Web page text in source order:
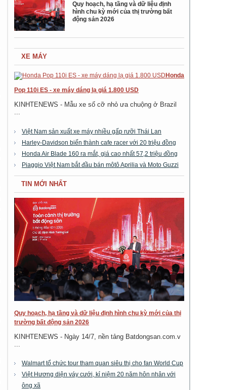
Quy hoạch, hạ tầng và dữ liệu định
hình chu kỳ mới của thị trường bất
động sản 2026
XE MÁY
Honda
Pop 110i ES - xe máy dáng lạ giá 1.800 USD
KINHTENEWS - Mẫu xe số cỡ nhỏ ưa chuộng ở Brazil
...
Việt Nam sản xuất xe máy nhiều gấp rưỡi Thái Lan
Harley-Davidson biến thành cafe racer với 20 triệu đồng
Honda Air Blade 160 ra mắt, giá cao nhất 57,2 triệu đồng
Piaggio Việt Nam bắt đầu bán môtô Aprilia và Moto Guzzi
TIN MỚI NHẤT
Quy hoạch, hạ tầng và dữ liệu định hình chu kỳ mới của thị
trường bất động sản 2026
KINHTENEWS - Ngày 14/7, nền tảng Batdongsan.com.v
Walmart tổ chức tour tham quan siêu thị cho fan World Cup
Việt Hương diện váy cưới, kỉ niệm 20 năm hôn nhân với
ông xã